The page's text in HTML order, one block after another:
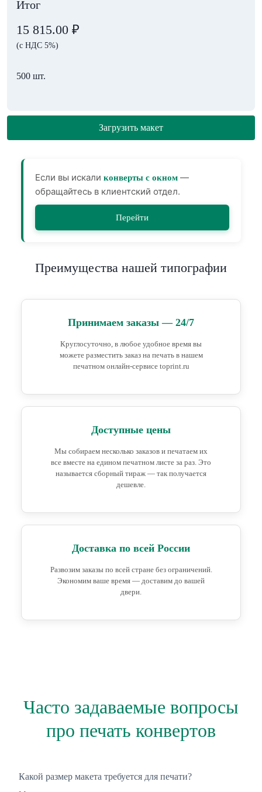
Итог
15 815.00 ₽
(с НДС 5%)
500 шт.
Загрузить макет
Если вы искали конверты с окном —
обращайтесь в клиентский отдел.
Перейти
Преимущества нашей типографии
Принимаем заказы — 24/7
Круглосуточно, в любое удобное время вы
можете разместить заказ на печать в нашем
печатном онлайн-сервисе toprint.ru
Доступные цены
Мы собираем несколько заказов и печатаем их
все вместе на едином печатном листе за раз. Это
называется сборный тираж — так получается
дешевле.
Доставка по всей России
Развозим заказы по всей стране без ограничений.
Экономим ваше время — доставим до вашей
двери.
Часто задаваемые вопросы
про печать конвертов
Какой размер макета требуется для печати?